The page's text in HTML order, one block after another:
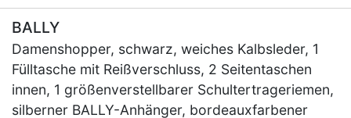
BALLY
Damenshopper, schwarz, weiches Kalbsleder, 1
Fülltasche mit Reißverschluss, 2 Seitentaschen
innen, 1 größenverstellbarer Schultertrageriemen,
silberner BALLY-Anhänger, bordeauxfarbener